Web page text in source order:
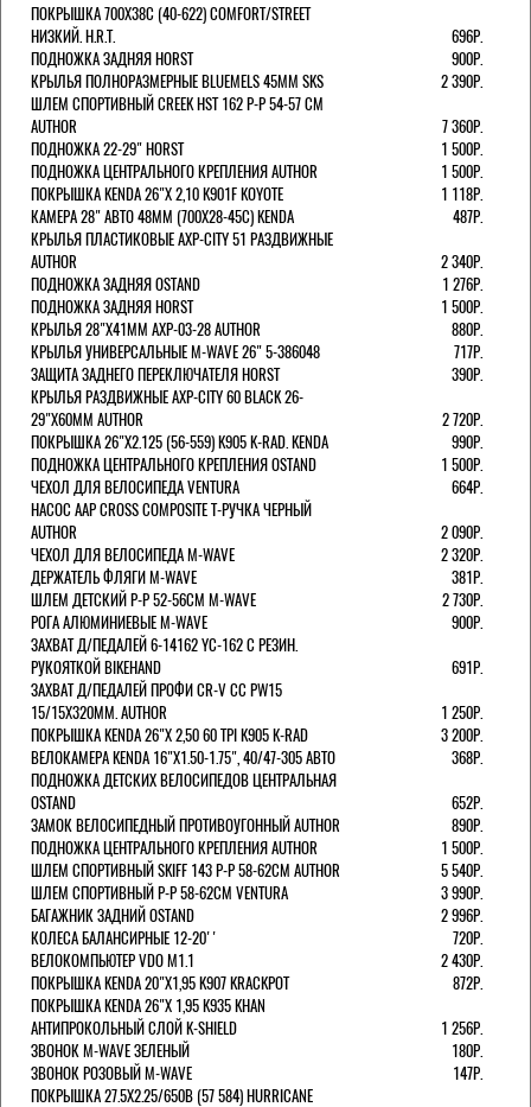
ПОКРЫШКА 700X38С (40-622) COMFORT/STREET
НИЗКИЙ. H.R.T.
696Р.
ПОДНОЖКА ЗАДНЯЯ HORST
900Р.
КРЫЛЬЯ ПОЛНОРАЗМЕРНЫЕ BLUEMELS 45MM SKS
2 390Р.
ШЛЕМ СПОРТИВНЫЙ CREEK HST 162 Р-Р 54-57 СМ
AUTHOR
7 360Р.
ПОДНОЖКА 22-29" HORST
1 500Р.
ПОДНОЖКА ЦЕНТРАЛЬНОГО КРЕПЛЕНИЯ AUTHOR
1 500Р.
ПОКРЫШКА KENDA 26"Х 2,10 K901F KOYOTE
1 118Р.
КАМЕРА 28" АВТО 48ММ (700Х28-45С) KENDA
487Р.
КРЫЛЬЯ ПЛАСТИКОВЫЕ AXP-CITY 51 РАЗДВИЖНЫЕ
AUTHOR
2 340Р.
ПОДНОЖКА ЗАДНЯЯ OSTAND
1 276Р.
ПОДНОЖКА ЗАДНЯЯ HORST
1 500Р.
КРЫЛЬЯ 28"Х41ММ AXP-03-28 AUTHOR
880Р.
КРЫЛЬЯ УНИВЕРСАЛЬНЫЕ M-WAVE 26" 5-386048
717Р.
ЗАЩИТА ЗАДНЕГО ПЕРЕКЛЮЧАТЕЛЯ HORST
390Р.
КРЫЛЬЯ РАЗДВИЖНЫЕ AXP-CITY 60 BLACK 26-
29"Х60ММ AUTHOR
2 720Р.
ПОКРЫШКА 26"Х2.125 (56-559) K905 K-RAD. KENDA
990Р.
ПОДНОЖКА ЦЕНТРАЛЬНОГО КРЕПЛЕНИЯ OSTAND
1 500Р.
ЧЕХОЛ ДЛЯ ВЕЛОСИПЕДА VENTURA
664Р.
НАСОС AAP CROSS COMPOSITE Т-РУЧКА ЧЕРНЫЙ
AUTHOR
2 090Р.
ЧЕХОЛ ДЛЯ ВЕЛОСИПЕДА M-WAVE
2 320Р.
ДЕРЖАТЕЛЬ ФЛЯГИ M-WAVE
381Р.
ШЛЕМ ДЕТСКИЙ Р-Р 52-56СМ M-WAVE
2 730Р.
РОГА АЛЮМИНИЕВЫЕ M-WAVE
900Р.
ЗАХВАТ Д/ПЕДАЛЕЙ 6-14162 YC-162 С РЕЗИН.
РУКОЯТКОЙ BIKEHAND
691Р.
ЗАХВАТ Д/ПЕДАЛЕЙ ПРОФИ CR-V CC PW15
15/15X320ММ. AUTHOR
1 250Р.
ПОКРЫШКА KENDA 26"Х 2,50 60 TPI K905 K-RAD
3 200Р.
ВЕЛОКАМЕРА KENDA 16"Х1.50-1.75", 40/47-305 АВТО
368Р.
ПОДНОЖКА ДЕТСКИХ ВЕЛОСИПЕДОВ ЦЕНТРАЛЬНАЯ
OSTAND
652Р.
ЗАМОК ВЕЛОСИПЕДНЫЙ ПРОТИВОУГОННЫЙ AUTHOR
890Р.
ПОДНОЖКА ЦЕНТРАЛЬНОГО КРЕПЛЕНИЯ AUTHOR
1 500Р.
ШЛЕМ СПОРТИВНЫЙ SKIFF 143 Р-Р 58-62СМ AUTHOR
5 540Р.
ШЛЕМ СПОРТИВНЫЙ Р-Р 58-62СМ VENTURA
3 990Р.
БАГАЖНИК ЗАДНИЙ OSTAND
2 996Р.
КОЛЕСА БАЛАНСИРНЫЕ 12-20''
720Р.
ВЕЛОКОМПЬЮТЕР VDO M1.1
2 430Р.
ПОКРЫШКА KENDA 20"Х1,95 K907 KRACKPOT
872Р.
ПОКРЫШКА KENDA 26"Х 1,95 K935 KHAN
АНТИПРОКОЛЬНЫЙ СЛОЙ K-SHIELD
1 256Р.
ЗВОНОК M-WAVE ЗЕЛЕНЫЙ
180Р.
ЗВОНОК РОЗОВЫЙ M-WAVE
147Р.
ПОКРЫШКА 27.5X2.25/650B (57 584) HURRICANE